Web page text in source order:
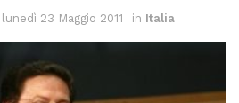
lunedì 23 Maggio 2011 in Italia